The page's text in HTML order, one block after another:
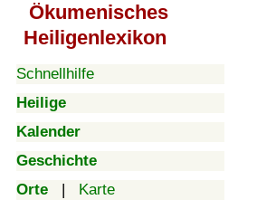
Ökumenisches
Heiligenlexikon
Schnellhilfe
Heilige
Kalender
Geschichte
Orte | Karte